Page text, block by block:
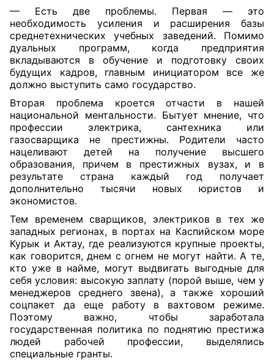
— Есть две проблемы. Первая — это
необходимость усиления и расширения базы
среднетехнических учебных заведений. Помимо
дуальных программ, когда предприятия
вкладываются в обучение и подготовку своих
будущих кадров, главным инициатором все же
должно выступить само государство.
Вторая проблема кроется отчасти в нашей
национальной ментальности. Бытует мнение, что
профессии электрика, сантехника или
газосварщика не престижны. Родители часто
нацеливают детей на получение высшего
образования, причем в престижных вузах, и в
результате страна каждый год получает
дополнительно тысячи новых юристов и
экономистов.
Тем временем сварщиков, электриков в тех же
западных регионах, в портах на Каспийском море
Курык и Актау, где реализуются крупные проекты,
как говорится, днем с огнем не могут найти. А те,
кто уже в найме, могут выдвигать выгодные для
себя условия: высокую заплату (порой выше, чем у
менеджеров среднего звена), а также хороший
соцпакет да еще работу в вахтовом режиме.
Поэтому важно, чтобы заработала
государственная политика по поднятию престижа
людей рабочей профессии, выделялись
специальные гранты.